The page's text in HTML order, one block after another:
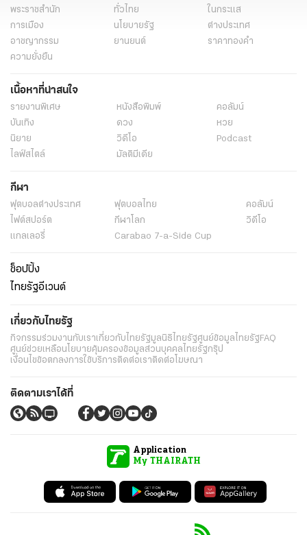
พระราชสำนัก ทั่วไทย
ในกระแส
การเมือง
นโยบายรัฐ
ต่างประเทศ
อาชญากรรม
ยานยนต์
ราคาทองคำ
ความยั่งยืน
เนื้อหาที่น่าสนใจ
รายงานพิเศษ หนังสือพิมพ์
คอลัมน์
บันเทิง
ดวง
หวย
นิยาย
วิดีโอ
Podcast
ไลฟ์สไตล์
มัลติมีเดีย
กีฬา
ฟุตบอลต่่างประเทศ ฟุตบอลไทย
คอลัมน์
ไฟต์สปอร์ต
กีฬาโลก
วิดีโอ
แกลเลอรี่
Carabao 7-a-Side Cup
ช็อปปิ้ง
ไทยรัฐอีเวนต์
เกี่ยวกับไทยรัฐ
กิจกรรมร่วมงานกับเราเกี่ยวกับไทยรัฐมูลนิธิไทยรัฐศูนย์ข้อมูลไทยรัฐFAQ
ศูนย์ช่วยเหลือนโยบายคุ้มครองข้อมูลส่วนบุคคลไทยรัฐกรุ๊ป
เงื่อนไขข้อตกลงการใช้บริการติดต่อเราติดต่อโฆษณา
ติดตามเราได้ที่
Application
My THAIRATH